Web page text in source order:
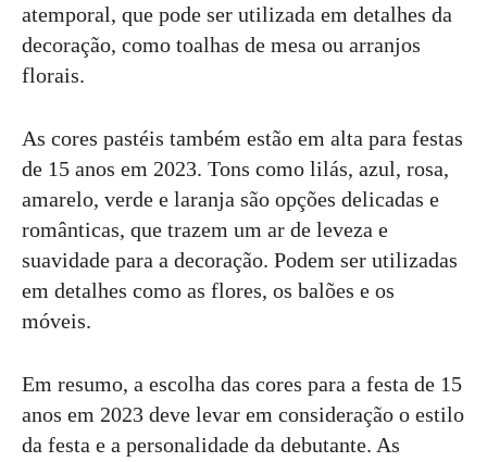
atemporal, que pode ser utilizada em detalhes da
decoração, como toalhas de mesa ou arranjos
florais.
As cores pastéis também estão em alta para festas
de 15 anos em 2023. Tons como lilás, azul, rosa,
amarelo, verde e laranja são opções delicadas e
românticas, que trazem um ar de leveza e
suavidade para a decoração. Podem ser utilizadas
em detalhes como as flores, os balões e os
móveis.
Em resumo, a escolha das cores para a festa de 15
anos em 2023 deve levar em consideração o estilo
da festa e a personalidade da debutante. As